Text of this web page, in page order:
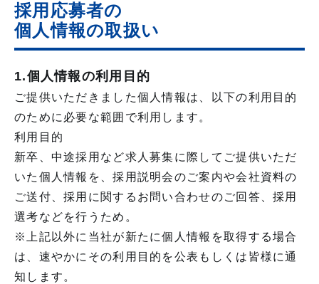
採用応募者の
個人情報の取扱い
1.個人情報の利用目的
ご提供いただきました個人情報は、以下の利用目的
のために必要な範囲で利用します。
利用目的
新卒、中途採用など求人募集に際してご提供いただ
いた個人情報を、採用説明会のご案内や会社資料の
ご送付、採用に関するお問い合わせのご回答、採用
選考などを行うため。
※上記以外に当社が新たに個人情報を取得する場合
は、速やかにその利用目的を公表もしくは皆様に通
知します。